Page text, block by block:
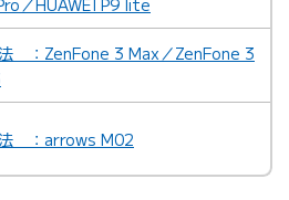
：ZenFone 3 Max／ZenFone 3
法 ：arrows M02